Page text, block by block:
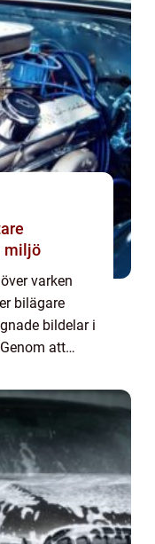
miljö
varken
bilägare
bildelar i
att